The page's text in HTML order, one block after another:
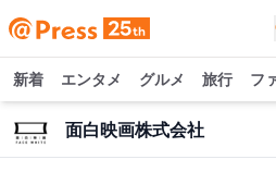
新着 エンタメ グルメ 旅行 フ
面白映画株式会社